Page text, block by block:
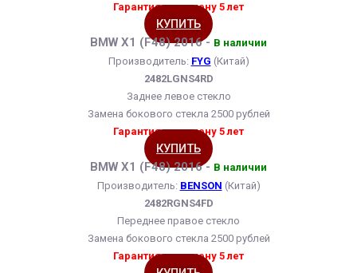
Гарантия на замену 5 лет
КУПИТЬ
BMW X1 (F48) 2016 - В наличии
Производитель: FYG (Китай)
2482LGNS4RD
Заднее левое стекло
Замена бокового стекла 2500 рублей
Гарантия на замену 5 лет
КУПИТЬ
BMW X1 (F48) 2016 - В наличии
Производитель: BENSON (Китай)
2482RGNS4FD
Переднее правое стекло
Замена бокового стекла 2500 рублей
Гарантия на замену 5 лет